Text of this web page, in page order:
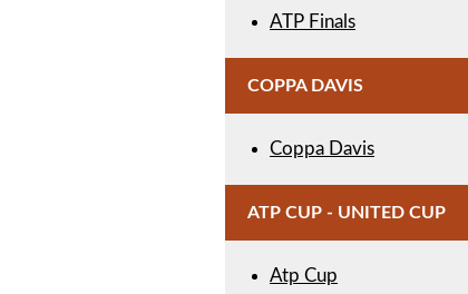
ATP Finals
COPPA DAVIS
Coppa Davis
ATP CUP - UNITED CUP
Atp Cup